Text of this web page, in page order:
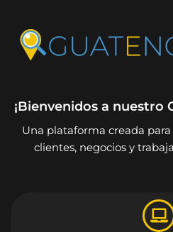
¡Bienvenidos a nuestro
Una plataforma creada
clientes, negocios y